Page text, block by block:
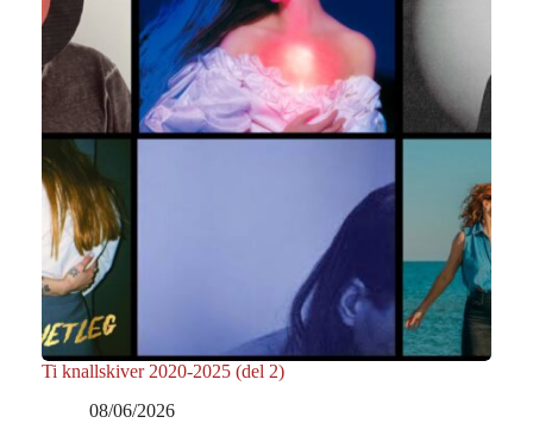
Ti knallskiver 2020-2025 (del 2)
08/06/2026